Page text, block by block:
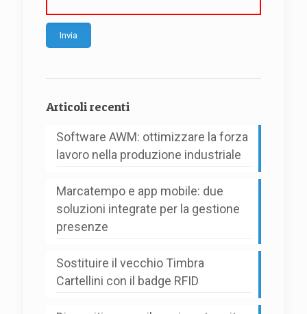
Articoli recenti
Software AWM: ottimizzare la forza
lavoro nella produzione industriale
Marcatempo e app mobile: due
soluzioni integrate per la gestione
presenze
Sostituire il vecchio Timbra
Cartellini con il badge RFID